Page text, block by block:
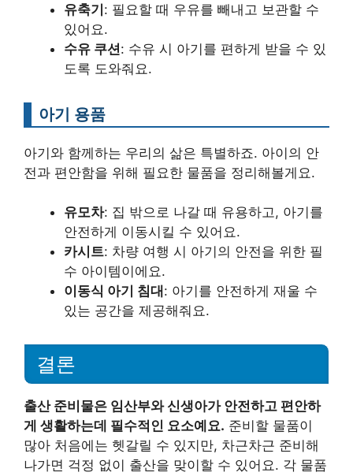
유축기: 필요할 때 우유를 빼내고 보관할 수
있어요.
수유 쿠션: 수유 시 아기를 편하게 받을 수 있
도록 도와줘요.
아기 용품
아기와 함께하는 우리의 삶은 특별하죠. 아이의 안
전과 편안함을 위해 필요한 물품을 정리해볼게요.
유모차: 집 밖으로 나갈 때 유용하고, 아기를
안전하게 이동시킬 수 있어요.
카시트: 차량 여행 시 아기의 안전을 위한 필
수 아이템이에요.
이동식 아기 침대 : 아기를 안전하게 재울 수
있는 공간을 제공해줘요.
결론
출산 준비물은 임산부와 신생아가 안전하고 편안하
게 생활하는데 필수적인 요소예요. 준비할 물품이
많아 처음에는 헷갈릴 수 있지만, 차근차근 준비해
나가면 걱정 없이 출산을 맞이할 수 있어요. 각 물품